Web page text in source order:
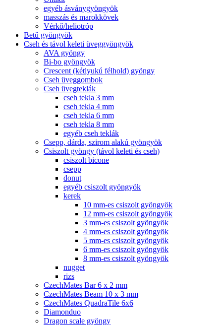
egyéb ásványgyöngyök
masszás és marokkövek
Vérkő/heliotróp
Betű gyöngyök
Cseh és távol keleti üveggyöngyök
AVA gyöngy
Bi-bo gyöngyök
Crescent (kétlyukú félhold) gyöngy
Cseh üveggombok
Cseh üvegteklák
cseh tekla 3 mm
cseh tekla 4 mm
cseh tekla 6 mm
cseh tekla 8 mm
egyéb cseh teklák
Csepp, dárda, szirom alakú gyöngyök
Csiszolt gyöngy (távol keleti és cseh)
csiszolt bicone
csepp
donut
egyéb csiszolt gyöngyök
kerek
10 mm-es csiszolt gyöngyök
12 mm-es csiszolt gyöngyök
3 mm-es csiszolt gyöngyök
4 mm-es csiszolt gyöngyök
5 mm-es csiszolt gyöngyök
6 mm-es csiszolt gyöngyök
8 mm-es csiszolt gyöngyök
nugget
rizs
CzechMates Bar 6 x 2 mm
CzechMates Beam 10 x 3 mm
CzechMates QuadraTile 6x6
Diamonduo
Dragon scale gyöngy